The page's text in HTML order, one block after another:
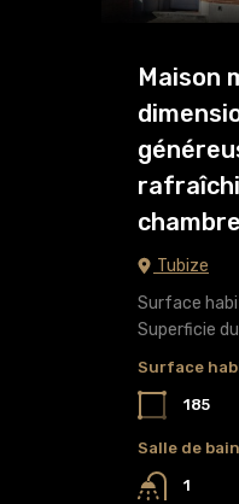
Maison
Tubize
Surface
Superficie
Surface
185
Salle de
1